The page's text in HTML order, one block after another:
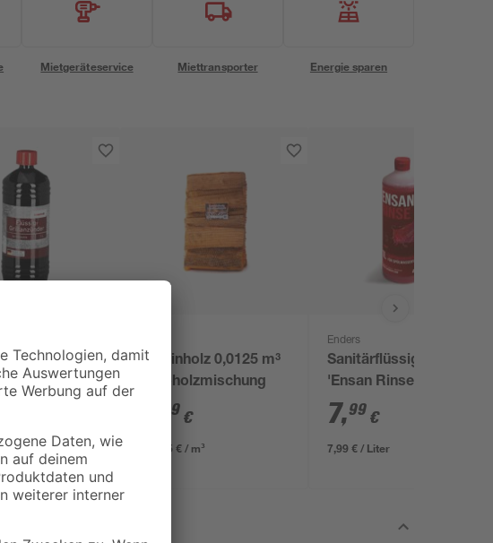
Mietgeräteservice Miettransporter Energie sparen
1 l
Kaminholz 0,0125 m³
Laubholzmischung
99 €
383,85 € / m³
Enders
Sanitärflüssigkeit
'Ensan Rinse' 1 l
7,99 €
7,99 € / Liter